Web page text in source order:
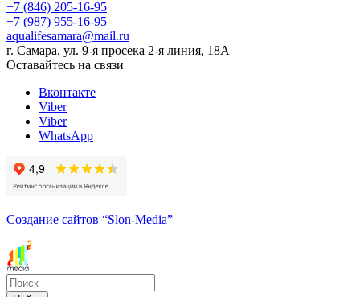
+7 (846) 205-16-95
+7 (987) 955-16-95
aqualifesamara@mail.ru
г. Самара, ул. 9-я просека 2-я линия, 18А
Оставайтесь на связи
Вконтакте
Viber
Viber
WhatsApp
Создание сайтов “Slon-Media”